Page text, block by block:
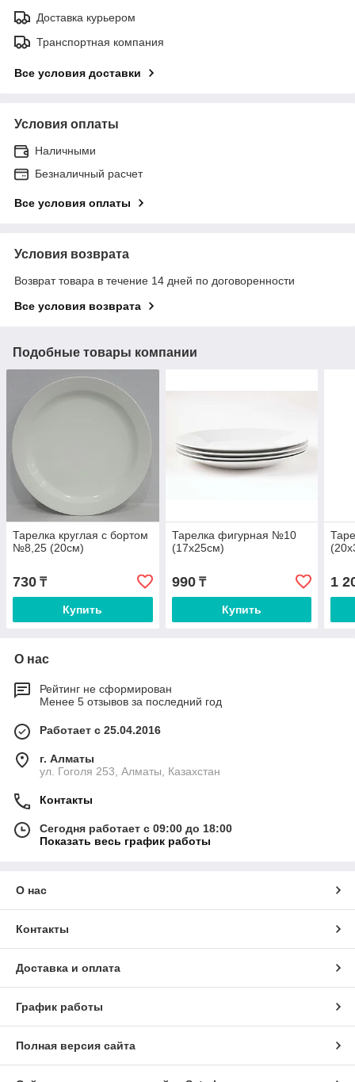
Доставка курьером
Транспортная компания
Все условия доставки
Условия оплаты
Наличными
Безналичный расчет
Все условия оплаты
Условия возврата
Возврат товара в течение 14 дней по договоренности
Все условия возврата
Подобные товары компании
Тарелка круглая с бортом
№8,25 (20см)
730 ₸
Купить
Тарелка фигурная №10
(17х25см)
990₸
Купить
1
О нас
Рейтинг не сформирован
Менее 5 отзывов за последний год
Работает с 25.04.2016
г. Алматы
ул. Гоголя 253, Алматы, Казахстан
Контакты
Сегодня работает с 09:00 до 18:00
Показать весь график работы
О нас
Контакты
Доставка и оплата
График работы
Полная версия сайта